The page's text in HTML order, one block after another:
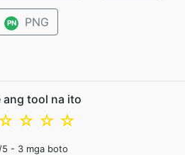
PN PNG
ang tool na ito
☆
☆
☆
/5 - 3 mga boto